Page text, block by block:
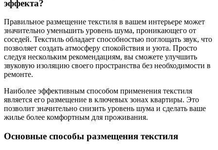
эффекта?
Правильное размещение текстиля в вашем интерьере может
значительно уменьшить уровень шума, проникающего от
соседей. Текстиль обладает способностью поглощать звук, что
позволяет создать атмосферу спокойствия и уюта. Просто
следуя нескольким рекомендациям, вы сможете улучшить
звуковую изоляцию своего пространства без необходимости в
ремонте.
Наиболее эффективным способом применения текстиля
является его размещение в ключевых зонах квартиры. Это
позволит значительно снизить уровень шума и сделать ваше
жилье более комфортным для проживания.
Основные способы размещения текстиля